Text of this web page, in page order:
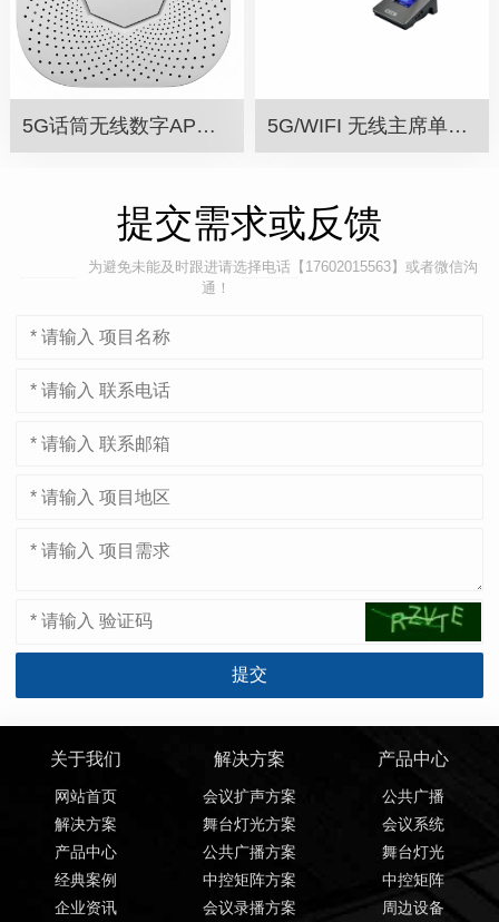
5G话筒无线数字AP发射器 SW-510AP 5G/WIFI 无线主席单元 SW-50AG
提交需求或反馈
为避免未能及时跟进请选择电话【17602015563】或者微信沟
通！
关于我们
网站首页
解决方案
产品中心
经典案例
企业资讯
解决方案
会议扩声方案
舞台灯光方案
公共广播方案
中控矩阵方案
会议录播方案
产品中心
公共广播
会议系统
舞台灯光
中控矩阵
周边设备